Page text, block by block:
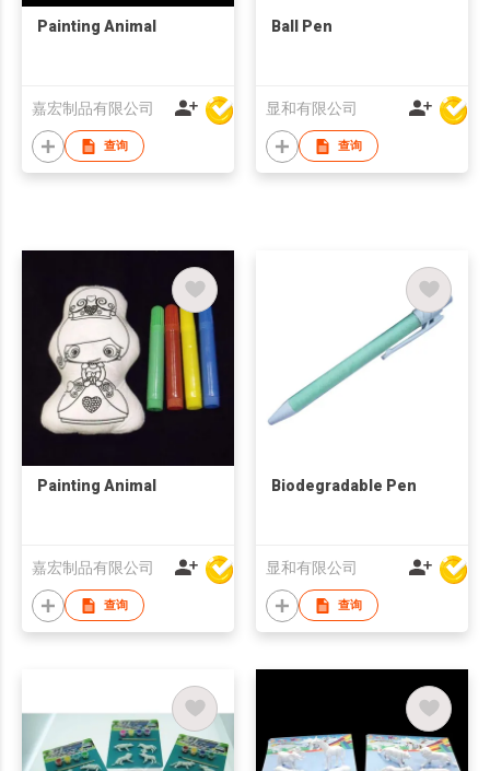
Painting Animal
嘉宏制品有限公司
查询
Ball Pen
显和有限公司
查询
Painting Animal
嘉宏制品有限公司
查询
Biodegradable Pen
显和有限公司
查询